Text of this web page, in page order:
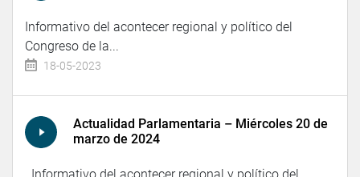
Informativo del acontecer regional y político del
Congreso de la...
18-05-2023
Actualidad Parlamentaria – Miércoles 20 de
marzo de 2024